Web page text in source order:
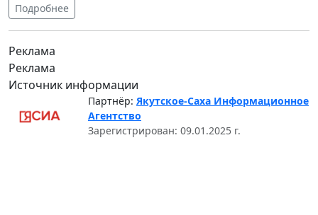
Подробнее
Реклама
Реклама
Источник информации
Партнёр: Якутское-Саха Информационное
Агентство
Зарегистрирован: 09.01.2025 г.